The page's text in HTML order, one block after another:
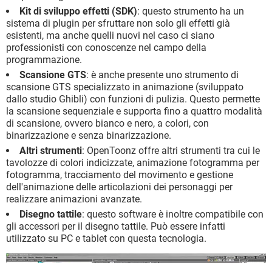
Kit di sviluppo effetti (SDK): questo strumento ha un
sistema di plugin per sfruttare non solo gli effetti già
esistenti, ma anche quelli nuovi nel caso ci siano
professionisti con conoscenze nel campo della
programmazione.
Scansione GTS: è anche presente uno strumento di
scansione GTS specializzato in animazione (sviluppato
dallo studio Ghibli) con funzioni di pulizia. Questo permette
la scansione sequenziale e supporta fino a quattro modalità
di scansione, ovvero bianco e nero, a colori, con
binarizzazione e senza binarizzazione.
Altri strumenti: OpenToonz offre altri strumenti tra cui le
tavolozze di colori indicizzate, animazione fotogramma per
fotogramma, tracciamento del movimento e gestione
dell'animazione delle articolazioni dei personaggi per
realizzare animazioni avanzate.
Disegno tattile: questo software è inoltre compatibile con
gli accessori per il disegno tattile. Può essere infatti
utilizzato su PC e tablet con questa tecnologia.